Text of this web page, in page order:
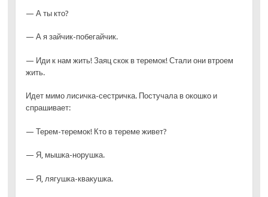
— А ты кто?
— А я зайчик-побегайчик.
— Иди к нам жить! Заяц скок в теремок! Стали они втроем
жить.
Идет мимо лисичка-сестричка. Постучала в окошко и
спрашивает:
— Терем-теремок! Кто в тереме живет?
— Я, мышка-норушка.
— Я, лягушка-квакушка.